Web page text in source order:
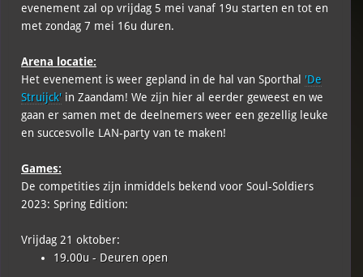
evenement zal op vrijdag 5 mei vanaf 19u starten en tot en
met zondag 7 mei 16u duren.
Arena locatie:
Het evenement is weer gepland in de hal van Sporthal 'De
Struijck' in Zaandam! We zijn hier al eerder geweest en we
gaan er samen met de deelnemers weer een gezellig leuke
en succesvolle LAN-party van te maken!
Games:
De competities zijn inmiddels bekend voor Soul-Soldiers
2023: Spring Edition:
Vrijdag 21 oktober:
19.00u - Deuren open